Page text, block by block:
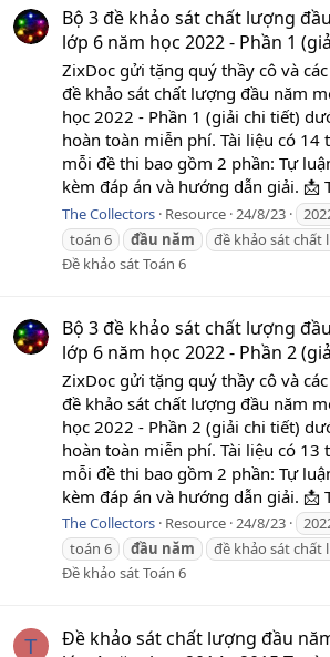
Bộ 3 đề khảo sát chất lượng
lớp 6 năm học 2022 - Phần 1
ZixDoc gửi tặng quý thầy cô và
đề khảo sát chất lượng đầu năm
học 2022 - Phần 1 (giải chi tiết)
hoàn toàn miễn phí. Tài liệu có 14
mỗi đề thi bao gồm 2 phần: Tự
kèm đáp án và hướng dẫn giải. 📩
The Collectors Resource 24/8/23
toán 6
đầu năm đề khảo sát chất
Đề khảo sát Toán 6
Bộ 3 đề khảo sát chất lượng
lớp 6 năm học 2022 - Phần 2
ZixDoc gửi tặng quý thầy cô và
đề khảo sát chất lượng đầu năm
học 2022 - Phần 2 (giải chi tiết)
hoàn toàn miễn phí. Tài liệu có 13
mỗi đề thi bao gồm 2 phần: Tự
kèm đáp án và hướng dẫn giải. 📩
The Collectors Resource 24/8/23
toán 6
đầu năm đề khảo sát chất
Đề khảo sát Toán 6
T
Đề khảo sát chất lượng đầu